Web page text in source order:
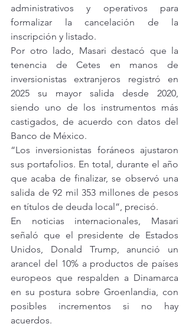
administrativos y operativos para
formalizar la cancelación de la
inscripción y listado.
Por otro lado, Masari destacó que la
tenencia de Cetes en manos de
inversionistas extranjeros registró en
2025 su mayor salida desde 2020,
siendo uno de los instrumentos más
castigados, de acuerdo con datos del
Banco de México.
“Los inversionistas foráneos ajustaron
sus portafolios. En total, durante el año
que acaba de finalizar, se observó una
salida de 92 mil 353 millones de pesos
en títulos de deuda local”, precisó.
En noticias internacionales, Masari
señaló que el presidente de Estados
Unidos, Donald Trump, anunció un
arancel del 10% a productos de países
europeos que respalden a Dinamarca
en su postura sobre Groenlandia, con
posibles incrementos si no hay
acuerdos.